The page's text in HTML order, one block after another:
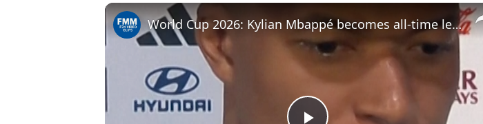
World Cup 2026: Kylian Mbappé becomes all-time leading scorer for Les Bleus